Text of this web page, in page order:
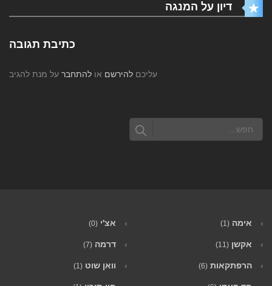
דיון על המנגה
כתיבת תגובה
עליכם להירשם או להתחבר על מנת להגיב
אימה (1) אצ'י (0)
אקשן (11) דרמה (7)
הרפתקאות (6) וואן שוט (1)